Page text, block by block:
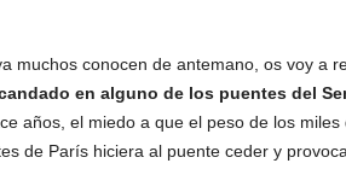
muchos conocen de antemano, os voy a
en alguno de los puentes del
años, el miedo a que el peso de los miles
de París hiciera al puente ceder y